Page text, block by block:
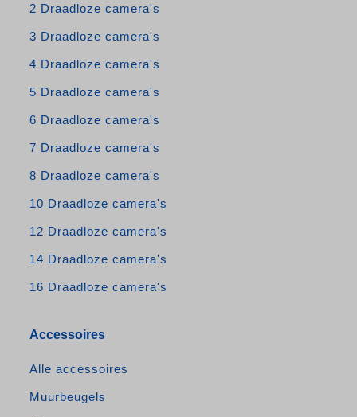
2 Draadloze camera's
3 Draadloze camera's
4 Draadloze camera's
5 Draadloze camera's
6 Draadloze camera's
7 Draadloze camera's
8 Draadloze camera's
10 Draadloze camera's
12 Draadloze camera's
14 Draadloze camera's
16 Draadloze camera's
Accessoires
Alle accessoires
Muurbeugels